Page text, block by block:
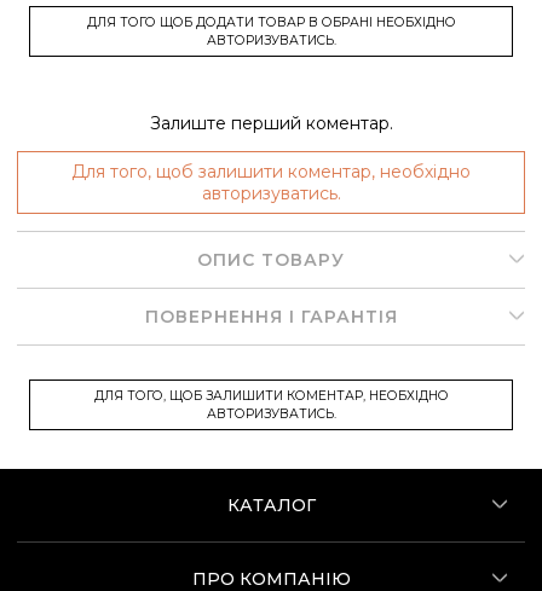
ДЛЯ ТОГО ЩОБ ДОДАТИ ТОВАР В ОБРАНІ НЕОБХІДНО
АВТОРИЗУВАТИСЬ.
Залиште перший коментар.
Для того, щоб залишити коментар, необхідно
авторизуватись.
ОПИС ТОВАРУ
ПОВЕРНЕННЯ І ГАРАНТІЯ
ДЛЯ ТОГО, ЩОБ ЗАЛИШИТИ КОМЕНТАР, НЕОБХІДНО
АВТОРИЗУВАТИСЬ.
КАТАЛОГ
ПРО КОМПАНІЮ